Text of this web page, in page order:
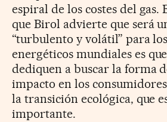
espiral de los costes del
que Birol advierte que será
“turbulento y volátil” para
energéticos mundiales es
dediquen a buscar la forma
impacto en los
la transición ecológica, que
importante.